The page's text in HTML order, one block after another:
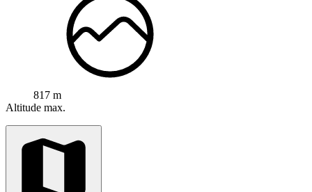
817 m
Altitude max.